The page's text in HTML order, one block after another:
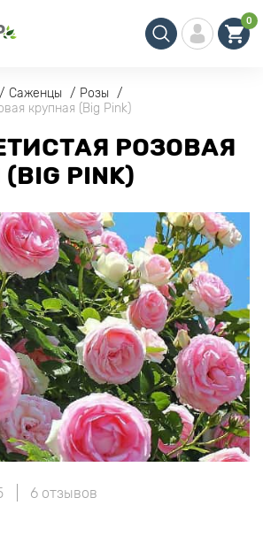
0
Саженцы
Розы
крупная (Big Pink)
РОЗОВАЯ
PINK)
6 отзывов